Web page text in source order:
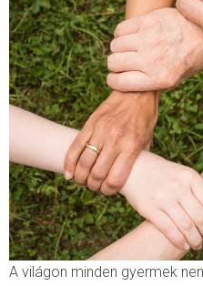
A világon minden gyermek